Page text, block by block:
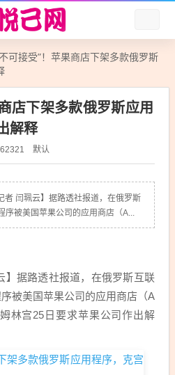
可接受”！苹果商店下架多款俄罗斯
店下架多款俄罗斯应用
解释
62321 默认
者 闫珮云】据路透社报道，在俄罗斯
序被美国苹果公司的应用商店（A...
】据路透社报道，在俄罗斯互联
被美国苹果公司的应用商店（A
林宫25日要求苹果公司作出解